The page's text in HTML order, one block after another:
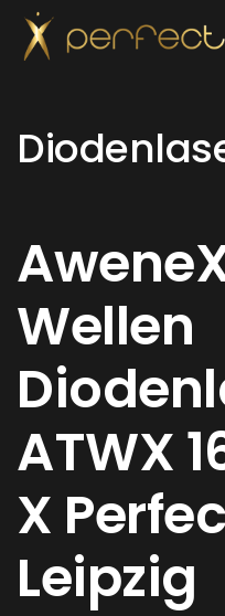
Wellen
ATWX
X
Leipzig